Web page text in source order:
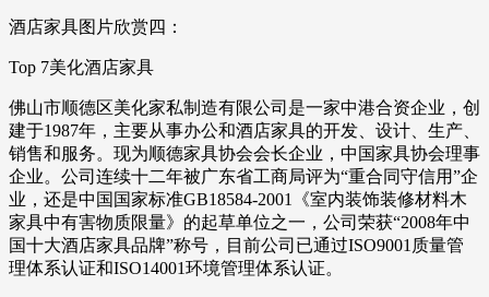
酒店家具图片欣赏四：
Top 7美化酒店家具
佛山市顺德区美化家私制造有限公司是一家中港合资企业，创
建于1987年，主要从事办公和酒店家具的开发、设计、生产、
销售和服务。现为顺德家具协会会长企业，中国家具协会理事
企业。公司连续十二年被广东省工商局评为“重合同守信用”企
业，还是中国国家标准GB18584-2001《室内装饰装修材料木
家具中有害物质限量》的起草单位之一，公司荣获“2008年中
国十大酒店家具品牌”称号，目前公司已通过ISO9001质量管
理体系认证和ISO14001环境管理体系认证。